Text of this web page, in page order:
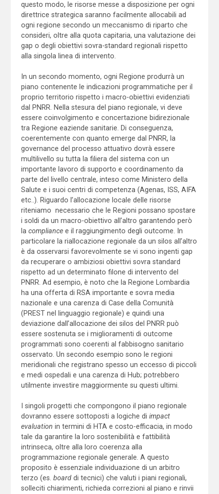
questo modo, le risorse messe a disposizione per ogni
direttrice strategica saranno facilmente allocabili ad
ogni regione secondo un meccanismo di riparto che
consideri, oltre alla quota capitaria, una valutazione dei
gap o degli obiettivi sovra-standard regionali rispetto
alla singola linea di intervento.
In un secondo momento, ogni Regione produrrà un
piano contenente le indicazioni programmatiche per il
proprio territorio rispetto i macro-obiettivi evidenziati
dal PNRR. Nella stesura del piano regionale, vi deve
essere coinvolgimento e concertazione bidirezionale
tra Regione eaziende sanitarie. Di conseguenza,
coerentemente con quanto emerge dal PNRR, la
governance del processo attuativo dovrà essere
multilivello su tutta la filiera del sistema con un
importante lavoro di supporto e coordinamento da
parte del livello centrale, inteso come Ministero della
Salute e i suoi centri di competenza (Agenas, ISS, AIFA
etc..). Riguardo l’allocazione locale delle risorse
riteniamo necessario che le Regioni possano spostare
i soldi da un macro-obiettivo all’altro garantendo però
la compliancee il raggiungimento degli outcome. In
particolare la riallocazione regionale da un silos all’altro
è da osservarsi favorevolmente se vi sono ingenti gap
da recuperare o ambiziosi obiettivi sovra standard
rispetto ad un determinato filone di intervento del
PNRR. Ad esempio, è noto che la Regione Lombardia
ha una offerta di RSA importante e sovra media
nazionale e una carenza di Case della Comunità
(PREST nel linguaggio regionale) e quindi una
deviazione dall’allocazione dei silos del PNRR può
essere sostenuta se i miglioramenti di outcome
programmati sono coerenti al fabbisogno sanitario
osservato. Un secondo esempio sono le regioni
meridionali che registrano spesso un eccesso di piccoli
e medi ospedali e una carenza di Hub; potrebbero
utilmente investire maggiormente su questi ultimi.
I singoli progetti che compongono il piano regionale
dovranno essere sottoposti a logiche di impact
evaluation in termini di HTA e costo-efficacia, in modo
tale da garantire la loro sostenibilità e fattibilità
intrinseca, oltre alla loro coerenza alla
programmazione regionale generale. A questo
proposito è essenziale individuazione di un arbitro
terzo (es. boarddi tecnici) che valuti i piani regionali,
solleciti chiarimenti, richieda correzioni al piano e rinvii